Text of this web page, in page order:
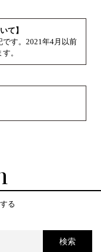
て】
す。2021年4月以前
。
る
検索